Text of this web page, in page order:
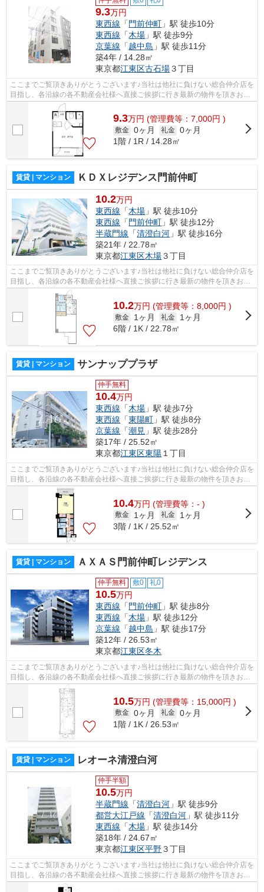
9.3万円
東西線 「 門前仲町 」駅 徒歩10分
東西線 「木場 」駅 徒歩9分
京葉線 「越中島 」駅 徒歩11分
築4年 / 14.28㎡
東京都江東区古石場３丁目
ここまでご覧頂きありがとうございます♪当社は他社に負けない総合仲介店を
目指し、各沿線の各不動産会社様へ直接ご挨拶に行き最新の物件を頂きお客
様へ提供しております！最新の情報は...
9.3万円 (管理費等：7,000円 )
敷金 0ヶ月 礼金 0ヶ月
1階 / 1R / 14.28㎡
賃貸 | マンション ＫＤＸレジデンス門前仲町
10.2万円
東西線 「木場 」駅 徒歩10分
東西線 「門前仲町 」駅 徒歩12分
半蔵門線 「清澄白河 」駅 徒歩16分
築21年 / 22.78㎡
東京都江東区木場３丁目
ここまでご覧頂きありがとうございます♪当社は他社に負けない総合仲介店を
目指し、各沿線の各不動産会社様へ直接ご挨拶に行き最新の物件を頂きお客
様へ提供しております！最新の情報は...
10.2万円 (管理費等：8,000円 )
敷金 1ヶ月 礼金
1ヶ月
6階 / 1K / 22.78㎡
賃貸 | マンション サンナッププラザ
仲手無料
10.4万円
東西線 「木場 」駅 徒歩7分
東西線 「東陽町 」駅 徒歩8分
京葉線 「潮見 」駅 徒歩28分
築17年 / 25.52㎡
東京都江東区東陽１丁目
ここまでご覧頂きありがとうございます♪当社は他社に負けない総合仲介店を
目指し、各沿線の各不動産会社様へ直接ご挨拶に行き最新の物件を頂きお客
様へ提供しております！最新の情報は...
10.4万円 (管理費等：- )
敷金 1ヶ月 礼金
1ヶ月
3階 / 1K / 25.52㎡
賃貸 | マンション ＡＸＡＳ門前仲町レジデンス
仲手無料 敷0 礼0
10.5万円
東西線 「 門前仲町 」駅 徒歩8分
東西線 「木場 」駅 徒歩12分
京葉線 「越中島 」駅 徒歩17分
築12年 / 26.53㎡
東京都江東区冬木
ここまでご覧頂きありがとうございます♪当社は他社に負けない総合仲介店を
目指し、各沿線の各不動産会社様へ直接ご挨拶に行き最新の物件を頂きお客
様へ提供しております！最新の情報は...
10.5万円 (管理費等：15,000円 )
敷金 0ヶ月 礼金 0ヶ月
1階 / 1K / 26.53㎡
賃貸 | マンション レオーネ清澄白河
仲手半額
10.5万円
半蔵門線 「清澄白河 」駅 徒歩9分
都営大江戸線 「清澄白河 」駅 徒歩11分
東西線 「木場 」駅 徒歩14分
築18年 / 24.67㎡
東京都江東区平野３丁目
ここまでご覧頂きありがとうございます♪当社は他社に負けない総合仲介店を
目指し、各沿線の各不動産会社様へ直接ご挨拶に行き最新の物件を頂きお客
様へ提供しております！最新の情報は...